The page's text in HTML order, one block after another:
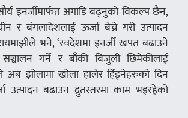
सौर्य इनर्जीमार्फत अगाडि बढ्नुको विकल्प छैन,
र बंगलादेशलाई ऊर्जा बेच्ने गरी उत्पादन
रायमाझीले भने, ‘स्वदेशमा इनर्जी खपत बढाउने
सञ्चालन गर्ने र बाँकी बिजुली छिमेकीलाई
अब झोलामा खोला हालेर हिँड्नेहरुको दिन
उत्पादन बढाउन द्रुतस्तरमा काम भइरहेको